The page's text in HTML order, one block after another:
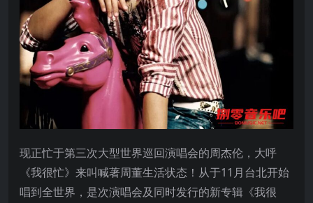
现正忙于第三次大型世界巡回演唱会的周杰伦，大呼
《我很忙》来叫喊著周董生活状态！从于11月台北开始
唱到全世界，是次演唱会及同时发行的新专辑《我很